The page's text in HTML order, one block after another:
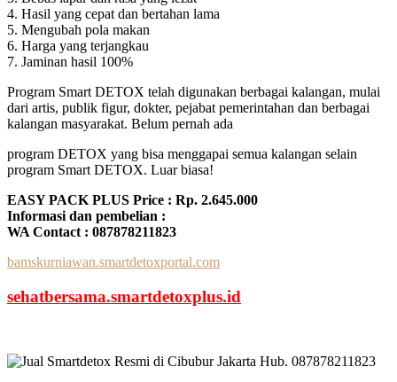
4. Hasil yang cepat dan bertahan lama
5. Mengubah pola makan
6. Harga yang terjangkau
7. Jaminan hasil 100%
Program Smart DETOX telah digunakan berbagai kalangan, mulai
dari artis, publik figur, dokter, pejabat pemerintahan dan berbagai
kalangan masyarakat. Belum pernah ada
program DETOX yang bisa menggapai semua kalangan selain
program Smart DETOX. Luar biasa!
EASY PACK PLUS Price : Rp. 2.645.000
Informasi dan pembelian :
WA Contact : 087878211823
bamskurniawan.smartdetoxportal.com
sehatbersama.smartdetoxplus.id